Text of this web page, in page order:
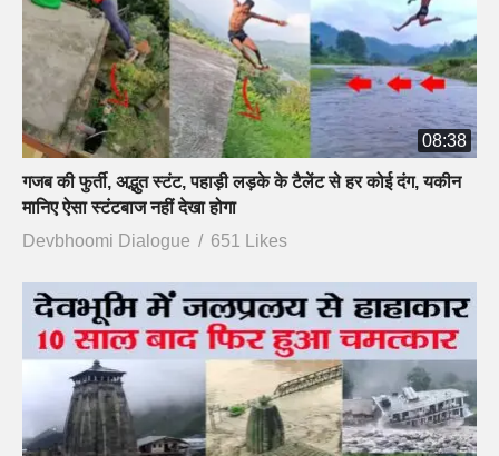
08:38
गजब की फुर्ती, अद्भुत स्टंट, पहाड़ी लड़के के टैलेंट से हर कोई दंग, यकीन
मानिए ऐसा स्टंटबाज नहीं देखा होगा
Devbhoomi Dialogue
651 Likes